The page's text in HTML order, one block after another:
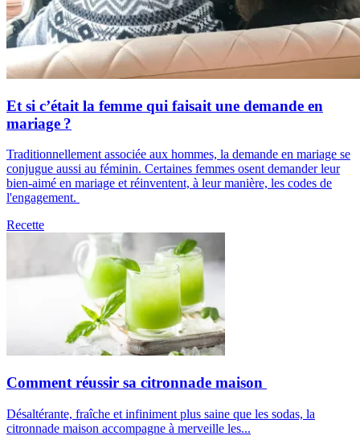
Et si c’était la femme qui faisait une demande en
mariage ?
Traditionnellement associée aux hommes, la demande en mariage se
conjugue aussi au féminin. Certaines femmes osent demander leur
bien-aimé en mariage et réinventent, à leur manière, les codes de
l'engagement.
Recette
Comment réussir sa citronnade maison
Désaltérante, fraîche et infiniment plus saine que les sodas, la
citronnade maison accompagne à merveille les...